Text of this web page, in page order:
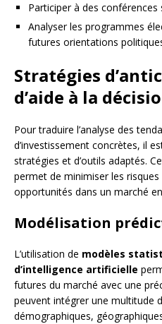
Participer à des
Analyser les programmes
futures orientations
Stratégies
d’aide à la
Pour traduire l’analyse des
d’investissement concrètes, il
stratégies et d’outils adaptés.
permet de minimiser les
opportunités dans un marché
Modélisation
L’utilisation de modèles
d’intelligence artificielle
futures du marché avec une
peuvent intégrer une multitude
démographiques,